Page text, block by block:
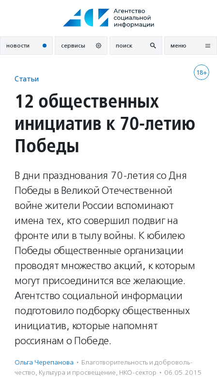
новости сервисы поиск меню
18+
Статьи
12 общественных
инициатив к 70-летию
Победы
В дни празднования 70-летия со Дня
Победы в Великой Отечественной
войне жители России вспоминают
имена тех, кто совершил подвиг на
фронте или в тылу войны. К юбилею
Победы общественные организации
проводят множество акций, к которым
могут присоединится все желающие.
Агентство социальной информации
подготовило подборку общественных
инициатив, которые напомнят
россиянам о Победе.
Ольга Черепанова · Благотвори­тель­ность и доброволь­
чест­во, Культура и просвещение, НКО-сектор · 06.05.2015